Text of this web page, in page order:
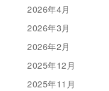
2026年4月
2026年3月
2026年2月
2025年12月
2025年11月